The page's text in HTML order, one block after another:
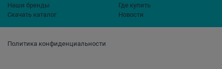
Политика конфиденциальности
Наши бренды
Скачать каталог
Где купить
Новости